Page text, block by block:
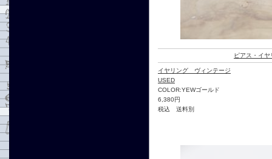
ピアス・イヤ
イヤリング ヴィンテージ
USED
COLOR:YEWゴールド
6,380円
税込 送料別